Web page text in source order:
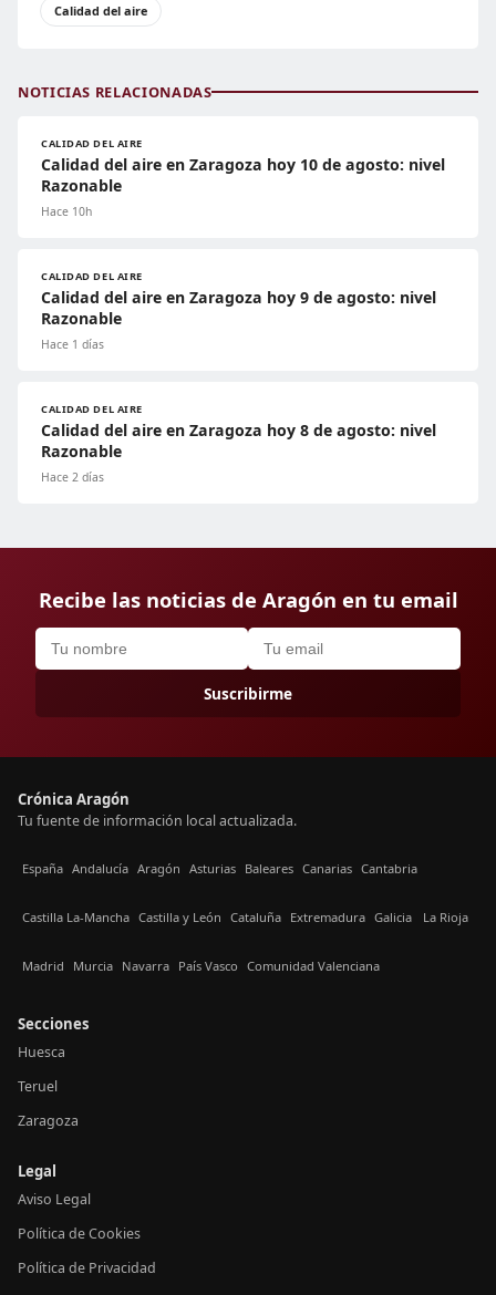
Calidad del aire
NOTICIAS RELACIONADAS
CALIDAD DEL AIRE
Calidad del aire en Zaragoza hoy 10 de agosto: nivel
Razonable
Hace 10h
CALIDAD DEL AIRE
Calidad del aire en Zaragoza hoy 9 de agosto: nivel
Razonable
Hace 1 días
CALIDAD DEL AIRE
Calidad del aire en Zaragoza hoy 8 de agosto: nivel
Razonable
Hace 2 días
Recibe las noticias de Aragón en tu email
Suscribirme
Crónica Aragón
Tu fuente de información local actualizada.
España Andalucía Aragón Asturias Baleares Canarias Cantabria
Castilla La-Mancha Castilla y León Cataluña Extremadura Galicia La Rioja
Madrid Murcia Navarra País Vasco Comunidad Valenciana
Secciones
Huesca
Teruel
Zaragoza
Legal
Aviso Legal
Política de Cookies
Política de Privacidad